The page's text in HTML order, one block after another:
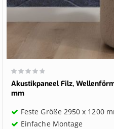
Wertung:
0%
Akustikpaneel Filz,
mm
Feste Größe 2950 x 1200
Einfache Montage